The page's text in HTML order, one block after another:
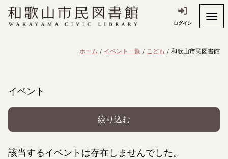
ログイン
ホーム イベント一覧 こども 和歌山市民図書館
イベント
絞り込む
該当するイベントは存在しませんでした。